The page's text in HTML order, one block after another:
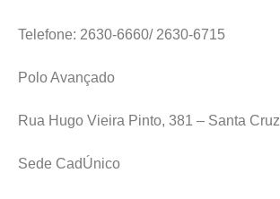
Telefone: 2630-6660/ 2630-6715
Polo Avançado
Rua Hugo Vieira Pinto, 381 – Santa Cruz
Sede CadÚnico